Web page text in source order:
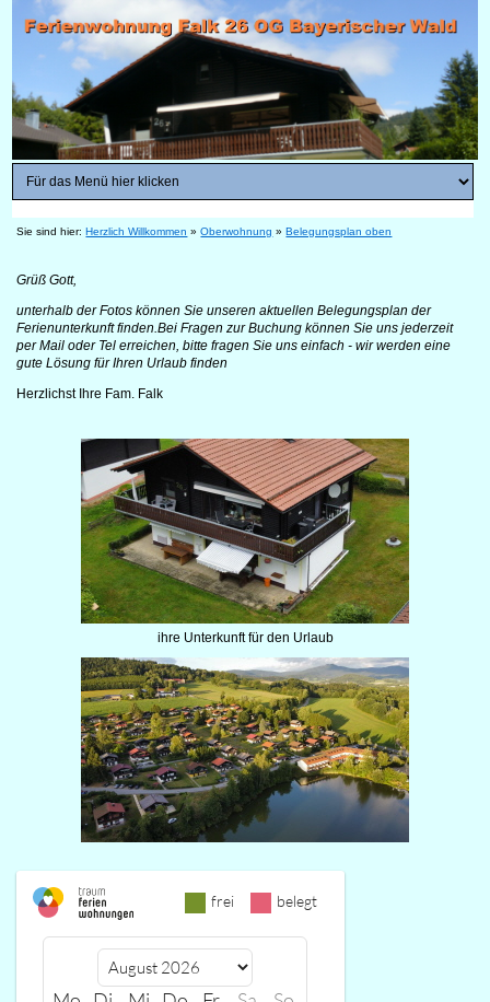
Sie sind hier:Herzlich Willkommen »Oberwohnung »Belegungsplan oben
Grüß Gott,
unterhalb der Fotos können Sie unseren aktuellen Belegungsplan der
Ferienunterkunft finden.Bei Fragen zur Buchung können Sie uns jederzeit
per Mail oder Tel erreichen, bitte fragen Sie uns einfach - wir werden eine
gute Lösung für Ihren Urlaub finden
Herzlichst Ihre Fam. Falk
ihre Unterkunft für den Urlaub
frei belegt